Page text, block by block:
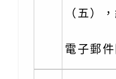
員專業
北、中
訓練
礙聯盟
少意見
台灣遊
月至8
多元文
檢送行
月份公
桃園市
（五）
電子郵